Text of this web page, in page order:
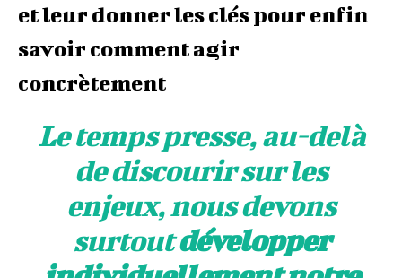
et leur donner les clés pour enfin
savoir comment agir
concrètement
Le temps presse, au-delà
de discourir sur les
enjeux, nous devons
surtoutdévelopper